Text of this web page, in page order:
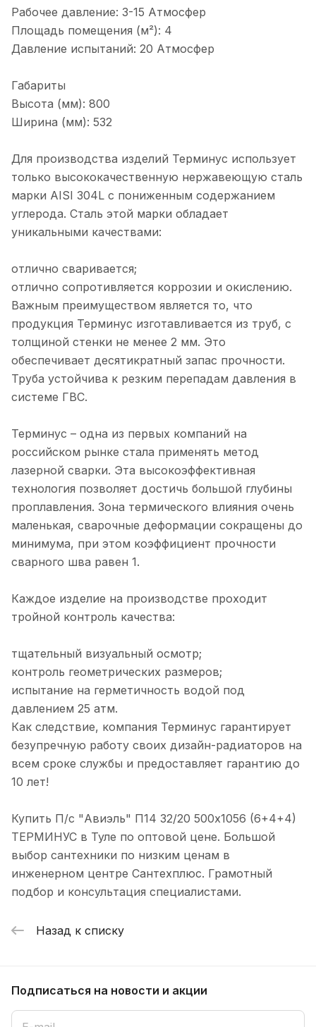
Рабочее давление: 3-15 Атмосфер
Площадь помещения (м²): 4
Давление испытаний: 20 Атмосфер
Габариты
Высота (мм): 800
Ширина (мм): 532
Для производства изделий Терминус использует
только высококачественную нержавеющую сталь
марки AISI 304L с пониженным содержанием
углерода. Сталь этой марки обладает
уникальными качествами:
отлично сваривается;
отлично сопротивляется коррозии и окислению.
Важным преимуществом является то, что
продукция Терминус изготавливается из труб, с
толщиной стенки не менее 2 мм. Это
обеспечивает десятикратный запас прочности.
Труба устойчива к резким перепадам давления в
системе ГВС.
Терминус – одна из первых компаний на
российском рынке стала применять метод
лазерной сварки. Эта высокоэффективная
технология позволяет достичь большой глубины
проплавления. Зона термического влияния очень
маленькая, сварочные деформации сокращены до
минимума, при этом коэффициент прочности
сварного шва равен 1.
Каждое изделие на производстве проходит
тройной контроль качества:
тщательный визуальный осмотр;
контроль геометрических размеров;
испытание на герметичность водой под
давлением 25 атм.
Как следствие, компания Терминус гарантирует
безупречную работу своих дизайн-радиаторов на
всем сроке службы и предоставляет гарантию до
10 лет!
Купить П/с "Авиэль" П14 32/20 500х1056 (6+4+4)
ТЕРМИНУС в Туле по оптовой цене. Большой
выбор сантехники по низким ценам в
инженерном центре Сантехплюс. Грамотный
подбор и консультация специалистами.
Назад к списку
Подписаться на новости и акции